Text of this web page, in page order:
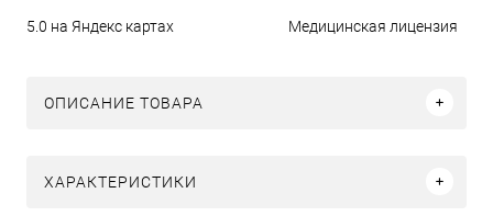
5.0 на Яндекс картах Медицинская лицензия
ОПИСАНИЕ ТОВАРА
ХАРАКТЕРИСТИКИ